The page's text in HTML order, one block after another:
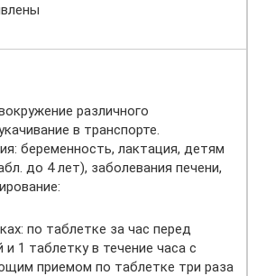
различного
в транспорте.
беременность, лактация, детям
до 4 лет), заболевания печени,
по таблетке за час перед
и 1 таблетку в течение часа с
приемом по таблетке три раза